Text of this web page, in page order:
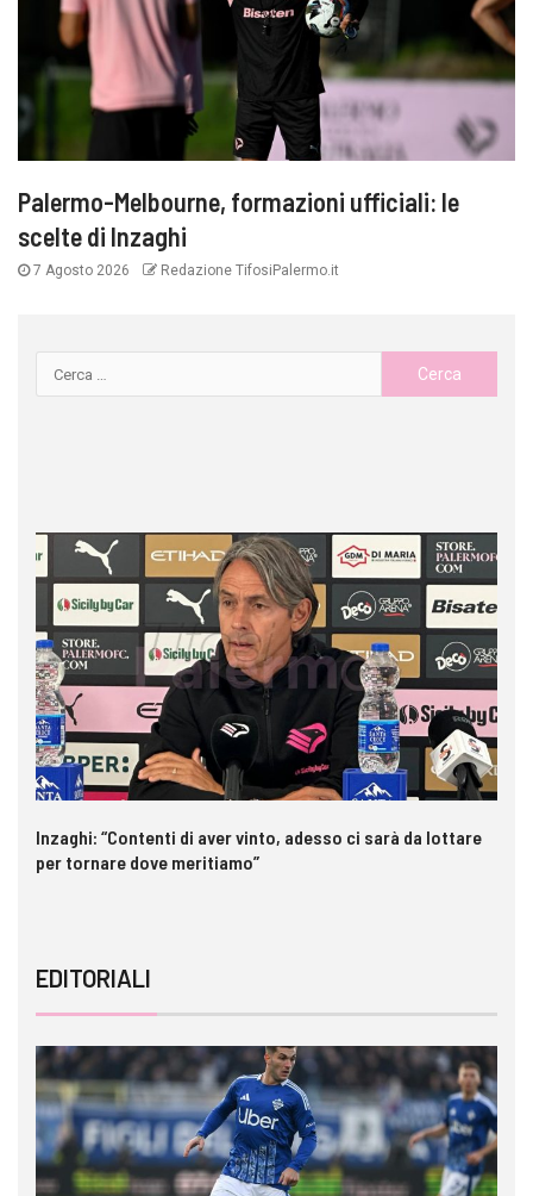
Palermo-Melbourne, formazioni ufficiali: le
scelte di Inzaghi
7 Agosto 2026 Redazione TifosiPalermo.it
Inzaghi: “Contenti di aver vinto, adesso ci sarà da lottare
per tornare dove meritiamo”
EDITORIALI